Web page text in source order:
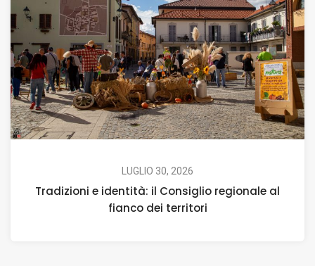
LUGLIO 30, 2026
Tradizioni e identità: il Consiglio regionale al
fianco dei territori